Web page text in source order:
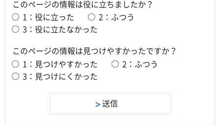
このページの情報は役に立ちましたか？
1：役に立った
2：ふつう
3：役に立たなかった
このページの情報は見つけやすかったですか？
1：見つけやすかった
2：ふつう
3：見つけにくかった